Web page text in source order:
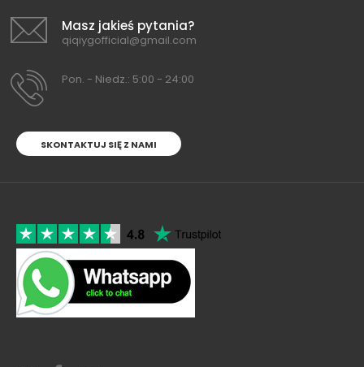
Masz jakieś pytania?
qiqiygofficial@gmail.com
Pon. - Niedz.: 5:00 - 24:00
SKONTAKTUJ SIĘ Z NAMI